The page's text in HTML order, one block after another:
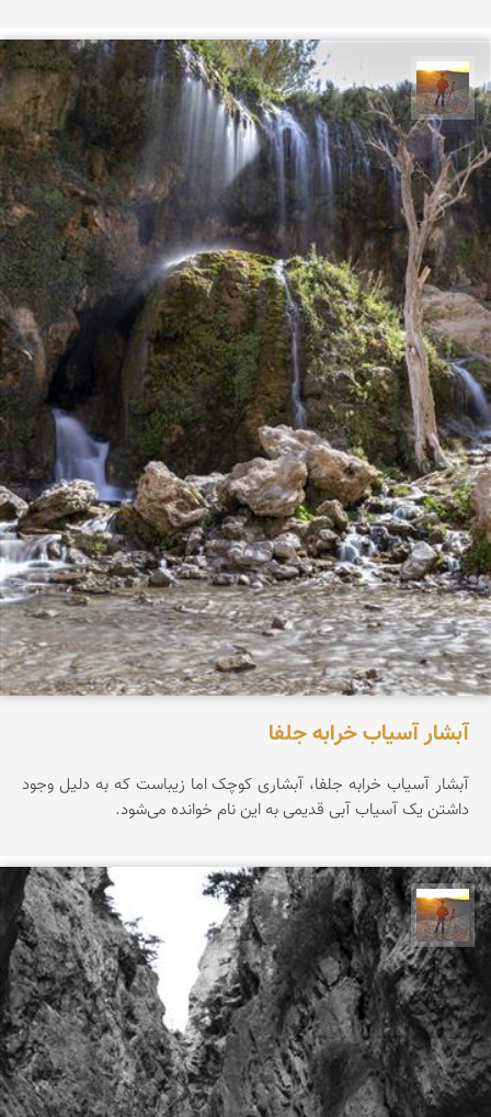
مهدی مخلصیان
آبشار آسیاب خرابه جلفا
آبشار آسیاب خرابه جلفا، آبشاری کوچک اما زیباست که به دلیل وجود
داشتن یک آسیاب آبی قدیمی به این نام خوانده می‌شود.
مهدی مخلصیان